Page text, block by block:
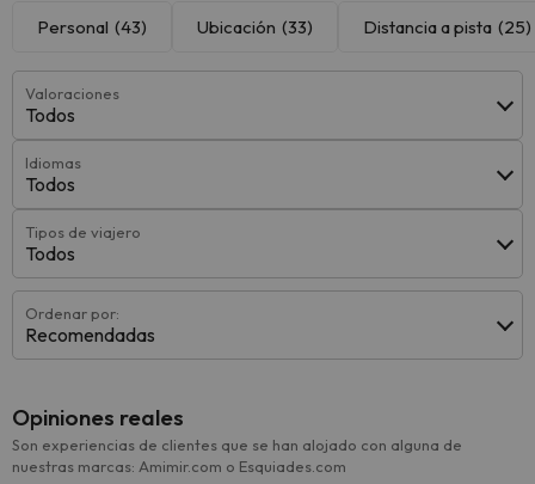
Personal (43) Ubicación (33) Distancia a pista (25)
Valoraciones
Todos
Idiomas
Todos
Tipos de viajero
Todos
Ordenar por:
Recomendadas
Opiniones reales
Son experiencias de clientes que se han alojado con alguna de
nuestras marcas: Amimir.com o Esquiades.com